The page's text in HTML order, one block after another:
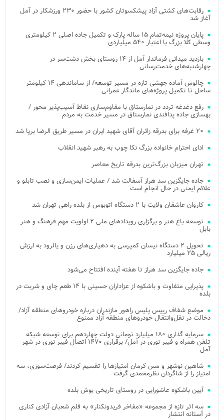
رقابت‌های کشتی آزاد پیشکسوتان کشور با حضور ۲۳۰ ورزشکار در آمل
آغاز شد
پایان پروژه نیمه‌تمام ۱۵ ساله پارک و تکمیل جاده اصلی ۲ کیلومتری
وسطی کلا بزرگ با اعتبار ۵۴۰ میلیاردی
بازدید میدانی فرماندار آمل از ۱۴ روستای بخش دشت‌سر در
چهارشنبه‌های خدمت‌رسانی
چالوس آماده جهشی تازه در مسیر توسعه/ از ساماندهی ۱۴ کیلومتر
ساحل تا تکمیل پروژه‌های ماندگار عمرانی
رفع دغدغه تردد در نمارستاق با مقاوم‌سازی نقاط آسیب‌پذیر محور /
بهسازی جاده پدافندی نمارستاق در مسیر خدمت به مردم
۲۰ غرفه برای بدرقه زائران آقای شهید ایران در مسیر طریق الرضا برپا شد
ادای احترام خانواده بزرگ نکا چوب به رهبر شهید انقلاب
تهران میزبان بزرگ‌ترین بدرقه تاریخ معاصر
جاده جایگزین سد هراز آسفالت شد / عملیات ایمن‌سازی و نصب تابلو و
علائم ایمنی در حال انجام است
کاروان عاشقان ولایت با ۲ دستگاه اتوبوس از بلده راهی تهران شد
توسعه باغ هنر و برگزاری رویدادهای ملی ۲ اولویت مهم فرهنگ و هنر
بابل
تحویل ۲ دستگاه نیسان کمپرسی به دهیاری‌های رزن و یالرود به ارزش
ریالی ۲۵ میلیارد
جاده جایگزین سد هراز تا هفته آینده افتتاح می‌شود
پذیرایی متفاوت و باشکوه از عزاداران حسینی با ۱۴ طعم چای و شربت در
بلده
موضع شفاف رییس پلیس راهور مازندران درباره خودروهای منطقه آزاد/
دخالت در نقل‌وانتقال خودروهای منطقه آزاد ممنوع
سرمایه گذاری ۱۸۰ میلیارد تومانی دولت چهاردهم برای توسعه شبکه
تلفن همراه و فیبر نوری در آمل/ برقراری ۱۴۷۰ اتصال فیبر نوری در شهر
آمل
شاهین نوشهر و مس کرمان امتیازها را تقسیم کردند/ فرصت‌سوزی، سه
امتیاز را از شاگردان نظرمحمدی گرفت
آیین باشکوه عاشورایی در روستای تاریخی یوش بلده
سه اثر تازه از مجموعه «مفاخر فریدونکنار» به قلم شعبان آزادی کناری
در آستانه انتشار